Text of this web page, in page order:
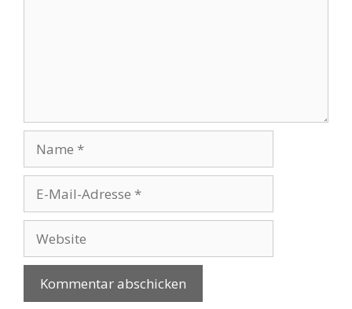
Mail-
Adresse